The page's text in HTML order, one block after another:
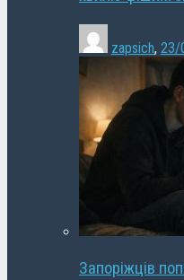
zapsich, 23/
Запоріжців